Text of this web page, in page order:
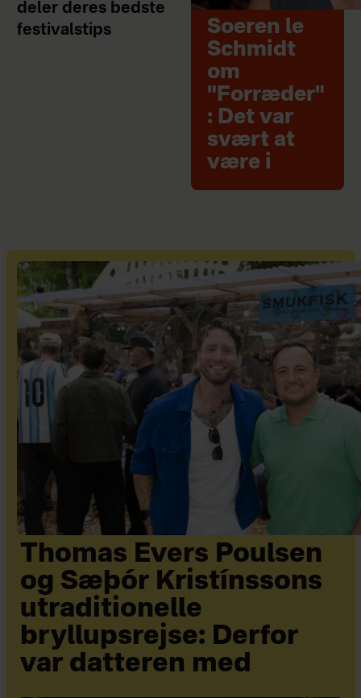
deler deres bedste
festivalstips
Soeren le
Schmidt
om
"Forræder"
: Det var
svært at
være i
Thomas Evers Poulsen
og Sæþór Kristínssons
utraditionelle
bryllupsrejse: Derfor
var datteren med